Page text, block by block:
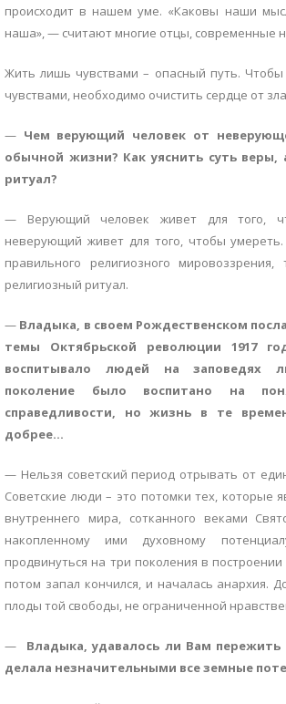
происходит в нашем уме. «Каковы наши
наша», — считают многие отцы, современные
Жить лишь чувствами – опасный путь. Чтобы
чувствами, необходимо очистить сердце от
— Чем верующий человек от
обычной жизни? Как уяснить суть веры,
ритуал?
— Верующий человек живет для того,
неверующий живет для того, чтобы
правильного религиозного
религиозный ритуал.
— Владыка, в своем Рождественском
темы Октябрьской революции 1917
воспитывало людей на заповедях
поколение было воспитано на
справедливости, но жизнь в те
добрее…
— Нельзя советский период отрывать от
Советские люди – это потомки тех, которые
внутреннего мира, сотканного веками
накопленному ими духовному
продвинуться на три поколения в
потом запал кончился, и началась анархия.
плоды той свободы, не ограниченной
— Владыка, удавалось ли Вам пережить
делала незначительными все земные